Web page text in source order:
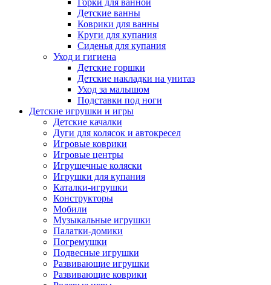
Детские ванны
Коврики для ванны
Круги для купания
Сиденья для купания
Уход и гигиена
Детские горшки
Детские накладки на унитаз
Уход за малышом
Подставки под ноги
Детские игрушки и игры
Детские качалки
Дуги для колясок и автокресел
Игровые коврики
Игровые центры
Игрушечные коляски
Игрушки для купания
Каталки-игрушки
Конструкторы
Мобили
Музыкальные игрушки
Палатки-домики
Погремушки
Подвесные игрушки
Развивающие игрушки
Развивающие коврики